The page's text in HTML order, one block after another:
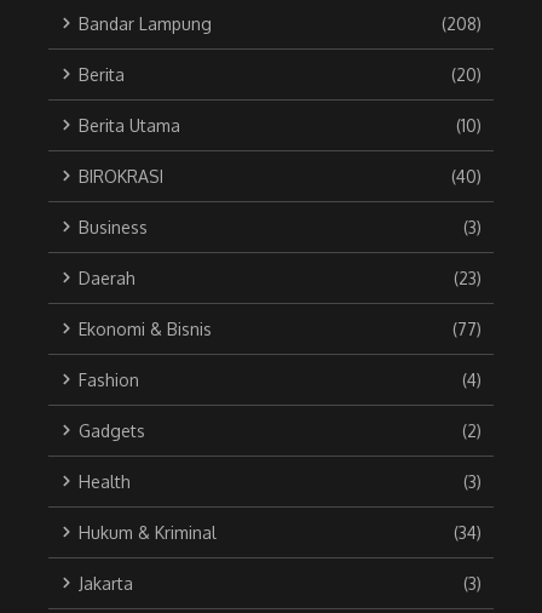
Bandar Lampung (208)
Berita (20)
Berita Utama (10)
BIROKRASI (40)
Business (3)
Daerah (23)
Ekonomi & Bisnis (77)
Fashion (4)
Gadgets (2)
Health (3)
Hukum & Kriminal (34)
Jakarta (3)